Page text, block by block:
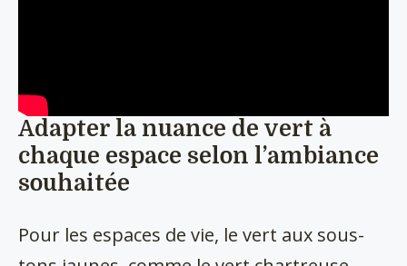
Adapter la nuance de vert à
chaque espace selon l’ambiance
souhaitée
Pour les espaces de vie, le vert aux sous-